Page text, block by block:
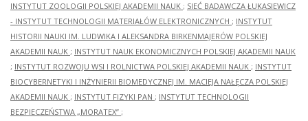
INSTYTUT ZOOLOGII POLSKIEJ AKADEMII NAUK ; SIEĆ BADAWCZA ŁUKASIEWICZ
- INSTYTUT TECHNOLOGII MATERIAŁÓW ELEKTRONICZNYCH ; INSTYTUT
HISTORII NAUKI IM. LUDWIKA I ALEKSANDRA BIRKENMAJERÓW POLSKIEJ
AKADEMII NAUK ; INSTYTUT NAUK EKONOMICZNYCH POLSKIEJ AKADEMII NAUK
; INSTYTUT ROZWOJU WSI I ROLNICTWA POLSKIEJ AKADEMII NAUK ; INSTYTUT
BIOCYBERNETYKI I INŻYNIERII BIOMEDYCZNEJ IM. MACIEJA NAŁĘCZA POLSKIEJ
AKADEMII NAUK ; INSTYTUT FIZYKI PAN ; INSTYTUT TECHNOLOGII
BEZPIECZEŃSTWA „MORATEX” ;